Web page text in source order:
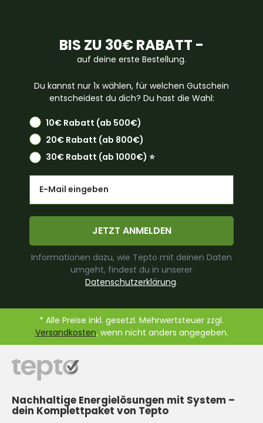
BIS ZU 30€ RABATT -
auf deine erste Bestellung.
Du kannst nur 1x wählen, für welchen Gutschein
entscheidest du dich? Du hast die Wahl:
10€ Rabatt (ab 500€)
20€ Rabatt (ab 800€)
30€ Rabatt (ab 1000€) ⭐️
JETZT ANMELDEN
Informationen dazu, wie Tepto mit deinen Daten
umgeht, findest du in unserer
Datenschutzerklärung.
* Alle Preise inkl. gesetzl. Mehrwertsteuer zzgl.
Versandkosten, wenn nicht anders angegeben.
Nachhaltige Energielösungen mit System –
dein Komplettpaket von Tepto